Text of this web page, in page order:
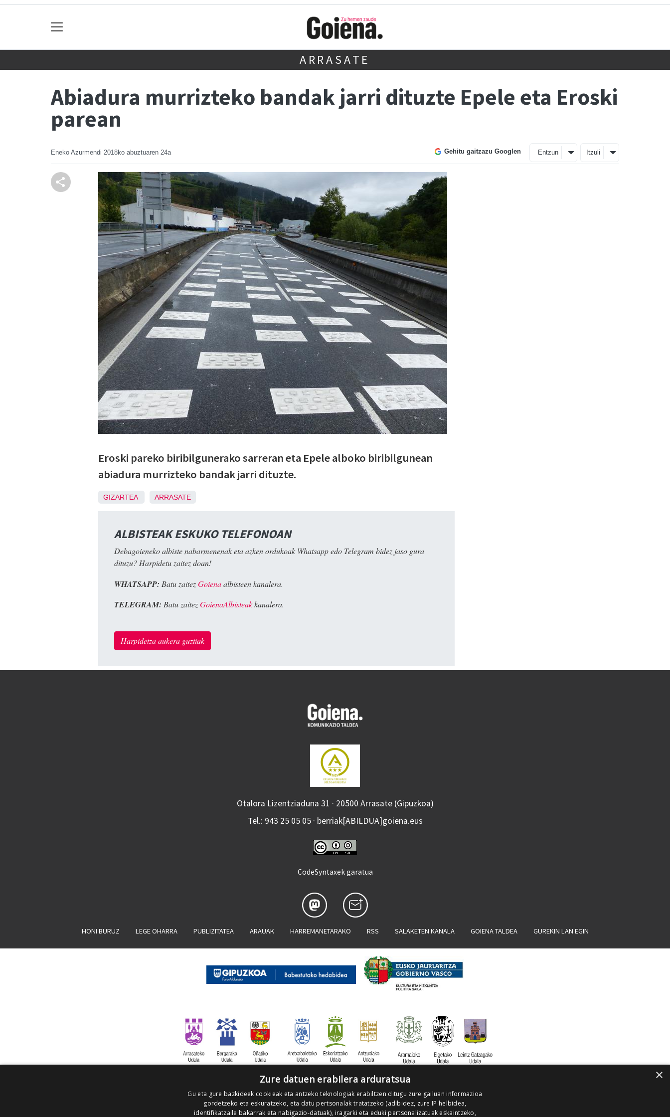
ARRASATE
Abiadura murrizteko bandak jarri dituzte Epele eta Eroski
parean
Eneko Azurmendi 2018ko abuztuaren 24a Gehitu gaitzazu Googlen Entzun Itzuli
Eroski pareko biribilgunerako sarreran eta Epele alboko biribilgunean
abiadura murrizteko bandak jarri dituzte.
GIZARTEA ARRASATE
ALBISTEAK ESKUKO TELEFONOAN
Debagoieneko albiste nabarmenenak eta azken ordukoak Whatsapp edo Telegram bidez jaso gura
dituzu? Harpidetu zaitez doan!
WHATSAPP: Batu zaitezGoienaalbisteen kanalera.
TELEGRAM: Batu zaitezGoienaAlbisteakkanalera.
Harpidetza aukera guztiak
Otalora Lizentziaduna 31 · 20500 Arrasate (Gipuzkoa)
Tel.: 943 25 05 05 · berriak[ABILDUA]goiena.eus
CodeSyntaxek garatua
HONI BURUZ LEGE OHARRA PUBLIZITATEA ARAUAK HARREMANETARAKO RSS SALAKETEN KANALA GOIENA TALDEA GUREKIN LAN EGIN
×
Zure datuen erabilera arduratsua
Gu eta gure bazkideek cookieak eta antzeko teknologiak erabiltzen ditugu zure gailuan informazioa
gordetzeko eta eskuratzeko, eta datu pertsonalak tratatzeko (adibidez, zure IP helbidea,
identifikatzaile bakarrak eta nabigazio-datuak), iragarki eta eduki pertsonalizatuak eskaintzeko,